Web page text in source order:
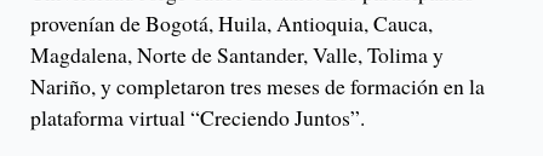
provenían de Bogotá, Huila, Antioquia, Cauca,
Magdalena, Norte de Santander, Valle, Tolima y
Nariño, y completaron tres meses de formación en la
plataforma virtual “Creciendo Juntos”.